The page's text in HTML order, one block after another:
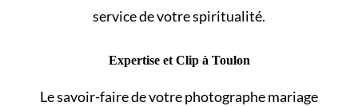
service de votre spiritualité.
Expertise et Clip à Toulon
Le savoir-faire de votre photographe mariage